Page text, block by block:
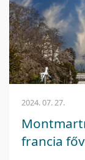
2024. 07. 27.
francia